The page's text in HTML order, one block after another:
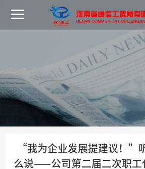
“我为企业发展提建议！”
么说——公司第二届二次职工